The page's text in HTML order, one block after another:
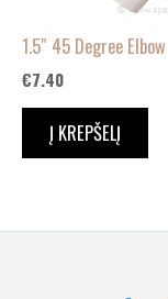
1.5″ 45 Degree Elbow
€7.40
Į KREPŠELĮ